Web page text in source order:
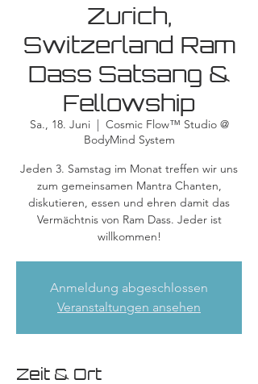
Zurich,
Switzerland Ram
Dass Satsang &
Fellowship
Sa., 18. Juni
  |
Cosmic Flow™ Studio @
BodyMind System
Jeden 3. Samstag im Monat treffen wir uns
zum gemeinsamen Mantra Chanten,
diskutieren, essen und ehren damit das
Vermächtnis von Ram Dass. Jeder ist
willkommen!
Anmeldung abgeschlossen
Veranstaltungen ansehen
Zeit & Ort